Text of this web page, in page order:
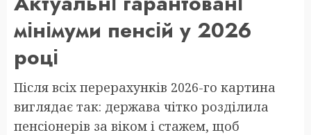
мінімуми пенсій у 2026
році
Після всіх перерахунків 2026-го картина
виглядає так: держава чітко розділила
пенсіонерів за віком і стажем, щоб